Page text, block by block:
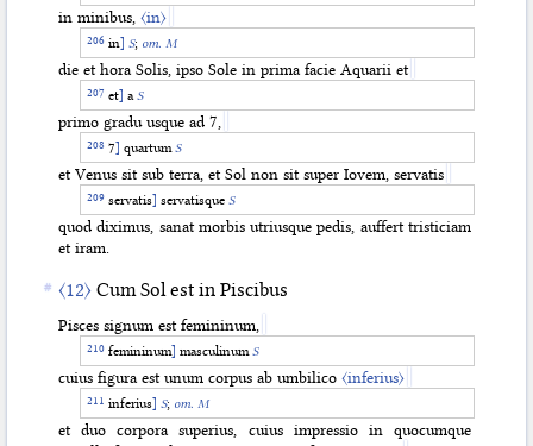
in minibus,〈in〉
in] S; om. M
die et hora Solis, ipso Sole in prima facie Aquarii et
et] a S
primo gradu usque ad 7,
7] quartum S
et Venus sit sub terra, et Sol non sit super Iovem, servatis
servatis] servatisque S
quod diximus, sanat morbis utriusque pedis, auffert tristiciam
et iram.
〈12〉 Cum Sol est in Piscibus
Pisces signum est femininum,
femininum] masculinum S
cuius figura est unum corpus ab umbilico〈inferius〉
inferius] S; om. M
et duo corpora superius, cuius impressio in quocumque